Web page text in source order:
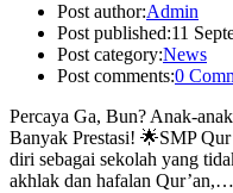
Post author:Admin
Post published:11
Post category:News
Post comments:0
Percaya Ga, Bun? Anak-
Banyak Prestasi! 🌟SMP
diri sebagai sekolah yang
akhlak dan hafalan Qur’an,…